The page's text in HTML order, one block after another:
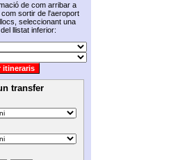
de com arribar a
sortir de l'aeroport
seleccionant una
llistat inferior:
transfer